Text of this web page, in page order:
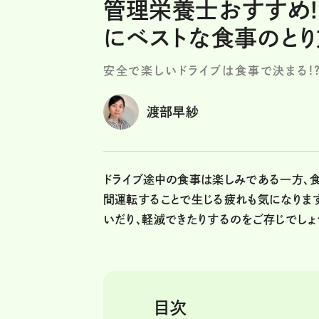
管理栄養士おすすめ!
にベストな食事のと
安全で楽しいドライブは食事で決ま
渡部早紗
ドライブ途中の食事は楽しみである一方、
間運転することで生じる疲れも気になり
いだり、軽減できたりするのをご存じでしょ
目次